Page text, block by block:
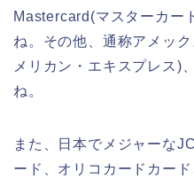
Mastercard(マスターカー
ね。その他、通称アメッ
メリカン・エキスプレス)
ね。
また、日本でメジャーな
ード、オリコカードカー